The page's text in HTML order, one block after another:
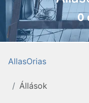
0
AllasOrias
Állások